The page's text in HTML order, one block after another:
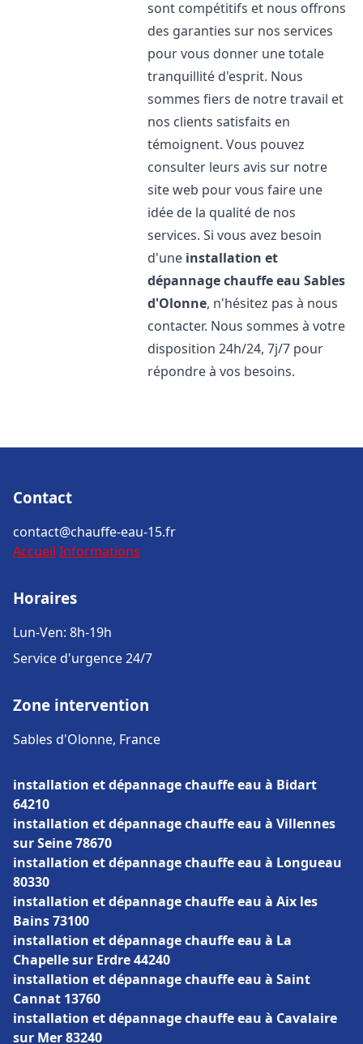
sont compétitifs et nous offrons
des garanties sur nos services
pour vous donner une totale
tranquillité d'esprit. Nous
sommes fiers de notre travail et
nos clients satisfaits en
témoignent. Vous pouvez
consulter leurs avis sur notre
site web pour vous faire une
idée de la qualité de nos
services. Si vous avez besoin
d'une installation et
dépannage chauffe eau Sables
d'Olonne, n'hésitez pas à nous
contacter. Nous sommes à votre
disposition 24h/24, 7j/7 pour
répondre à vos besoins.
Contact
contact@chauffe-eau-15.fr
Accueil Informations
Horaires
Lun-Ven: 8h-19h
Service d'urgence 24/7
Zone intervention
Sables d'Olonne, France
installation et dépannage chauffe eau à Bidart
64210
installation et dépannage chauffe eau à Villennes
sur Seine 78670
installation et dépannage chauffe eau à Longueau
80330
installation et dépannage chauffe eau à Aix les
Bains 73100
installation et dépannage chauffe eau à La
Chapelle sur Erdre 44240
installation et dépannage chauffe eau à Saint
Cannat 13760
installation et dépannage chauffe eau à Cavalaire
sur Mer 83240